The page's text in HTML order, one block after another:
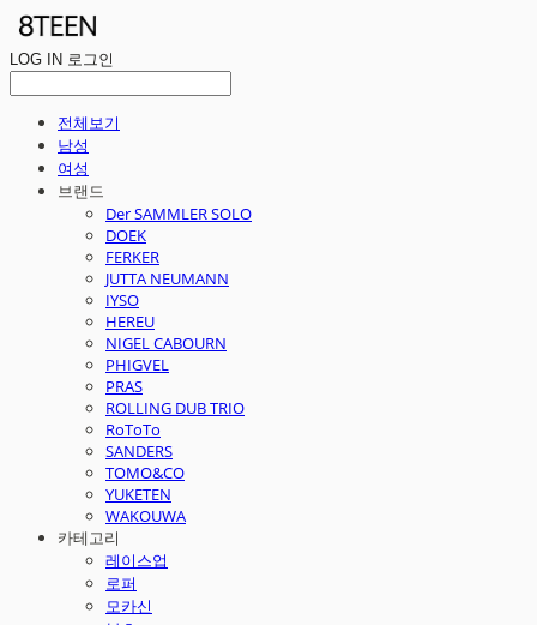
LOG IN 로그인
전체보기
남성
여성
브랜드
Der SAMMLER SOLO
DOEK
FERKER
JUTTA NEUMANN
IYSO
HEREU
NIGEL CABOURN
PHIGVEL
PRAS
ROLLING DUB TRIO
RoToTo
SANDERS
TOMO&CO
YUKETEN
WAKOUWA
카테고리
레이스업
로퍼
모카신